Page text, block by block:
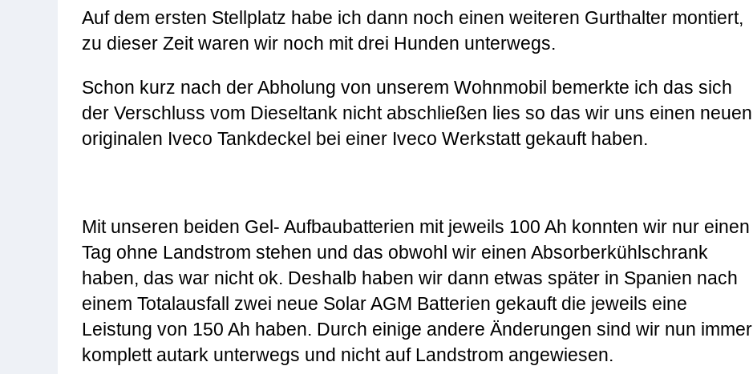
Auf dem ersten Stellplatz habe ich dann noch einen weiteren Gurthalter montiert,
zu dieser Zeit waren wir noch mit drei Hunden unterwegs.
Schon kurz nach der Abholung von unserem Wohnmobil bemerkte ich das sich
der Verschluss vom Dieseltank nicht abschließen lies so das wir uns einen neuen
originalen Iveco Tankdeckel bei einer Iveco Werkstatt gekauft haben.
Mit unseren beiden Gel- Aufbaubatterien mit jeweils 100 Ah konnten wir nur einen
Tag ohne Landstrom stehen und das obwohl wir einen Absorberkühlschrank
haben, das war nicht ok. Deshalb haben wir dann etwas später in Spanien nach
einem Totalausfall zwei neue Solar AGM Batterien gekauft die jeweils eine
Leistung von 150 Ah haben. Durch einige andere Änderungen sind wir nun immer
komplett autark unterwegs und nicht auf Landstrom angewiesen.